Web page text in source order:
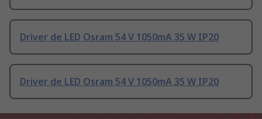
Driver de LED Osram 54 V 1050mA 35 W IP20
Driver de LED Osram 54 V 1050mA 35 W IP20